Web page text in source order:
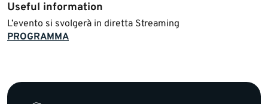
Useful information
​L’evento si svolgerà in diretta Streaming
PROGRAMMA